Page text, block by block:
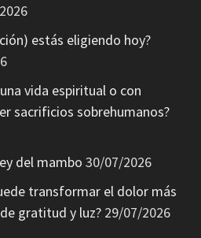
estás eligiendo hoy?
vida espiritual o con
sacrificios sobrehumanos?
del mambo 30/07/2026
transformar el dolor más
gratitud y luz? 29/07/2026